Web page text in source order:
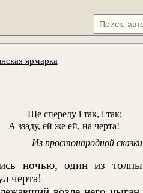
ярмарка
Ще спереду i так, i так;
А ззаду, ей же ей, на черта!
Из простонародной сказки
ночью, один из толпы
черта!